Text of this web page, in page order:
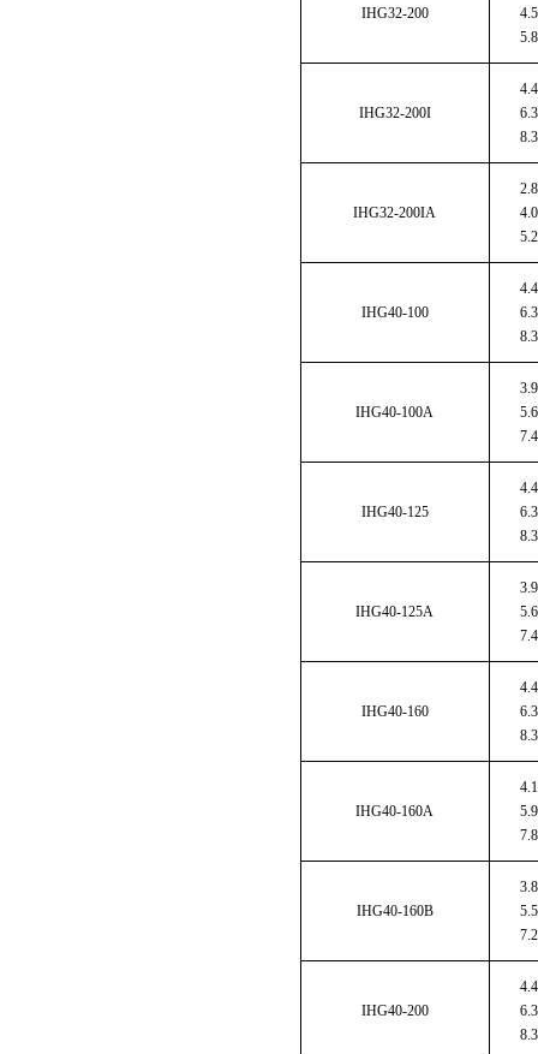
IHG32-200
4.5
5.8
IHG32-200I
4.4
6.3
8.3
IHG32-200IA
2.8
4.0
5.2
IHG40-100
4.4
6.3
8.3
IHG40-100A
3.9
5.6
7.4
IHG40-125
4.4
6.3
8.3
IHG40-125A
3.9
5.6
7.4
IHG40-160
4.4
6.3
8.3
IHG40-160A
4.1
5.9
7.8
IHG40-160B
3.8
5.5
7.2
IHG40-200
4.4
6.3
8.3